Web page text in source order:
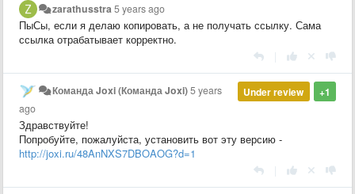
zarathusstra5 years ago
ПыСы, если я делаю копировать, а не получать ссылку. Сама
ссылка отрабатывает корректно.
+1
Under review
Команда Joxi (Команда Joxi)5 years
ago
Здравствуйте!
Попробуйте, пожалуйста, установить вот эту версию -
http://joxi.ru/48AnNXS7DBOAOG?d=1